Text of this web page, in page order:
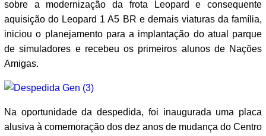
sobre a modernização da frota Leopard e consequente
aquisição do Leopard 1 A5 BR e demais viaturas da família,
iniciou o planejamento para a implantação do atual parque
de simuladores e recebeu os primeiros alunos de Nações
Amigas.
Na oportunidade da despedida, foi inaugurada uma placa
alusiva à comemoração dos dez anos de mudança do Centro